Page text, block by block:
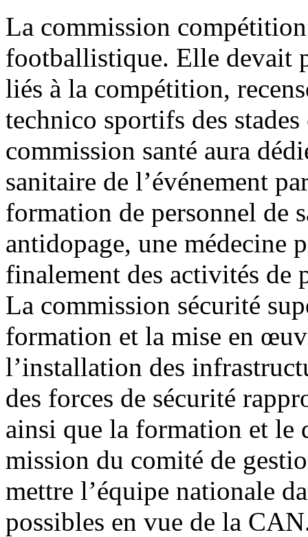
La commission
footballistique. Elle devait
liés à la compétition,
technico sportifs des
commission santé aura
sanitaire de l’événement
formation de personnel de
antidopage, une médecine
finalement des activités de
La commission sécurité
formation et la mise en
l’installation des
des forces de sécurité
ainsi que la formation et le
mission du comité de
mettre l’équipe nationale
possibles en vue de la